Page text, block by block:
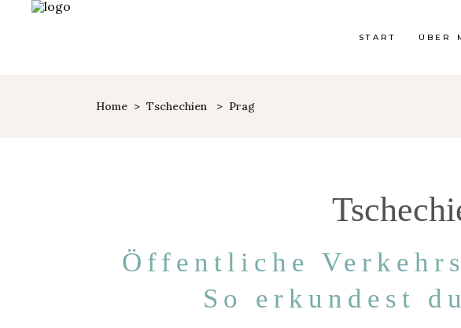
START ÜBER
Home > Tschechien > Prag
Öffentliche
So erkundest